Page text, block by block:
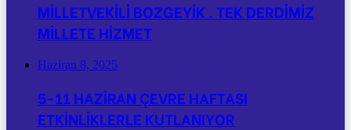
MİLLETVEKİLİ BOZGEYİK . TEK DERDİMİZ
MİLLETE HİZMET
Haziran 8, 2025
5-11 HAZİRAN ÇEVRE HAFTASI
ETKİNLİKLERLE KUTLANIYOR